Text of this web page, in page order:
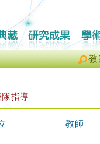
教
指導
教師